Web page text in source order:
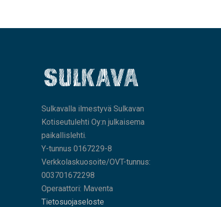
Sulkavalla ilmestyvä Sulkavan
Kotiseutulehti Oy:n julkaisema
paikallislehti.
Y-tunnus 0167229-8
Verkkolaskuosoite/OVT-tunnus:
003701672298
Operaattori: Maventa
Tietosuojaseloste